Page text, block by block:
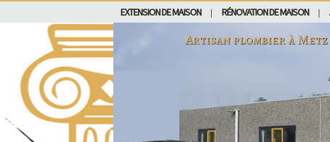
EXTENSION DE MAISON RÉNOVATION DE MAISON
Artisan plombier àMetz